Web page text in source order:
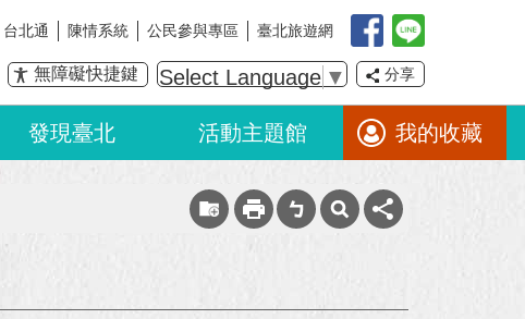
台北通 陳情系統 公民參與專區 臺北旅遊網
無障礙快捷鍵 Select Language ▼ 分享
發現臺北 活動主題館 我的收藏